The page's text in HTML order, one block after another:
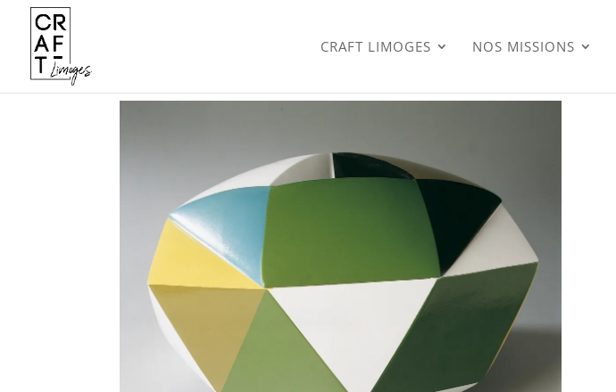
CRAFT LIMOGES NOS MISSIONS